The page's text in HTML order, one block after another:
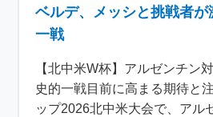
ベルデ、メッシと挑戦者
一戦
【北中米W杯】アルゼンチン
史的一戦目前に高まる期待と
ップ2026北中米大会で、アル